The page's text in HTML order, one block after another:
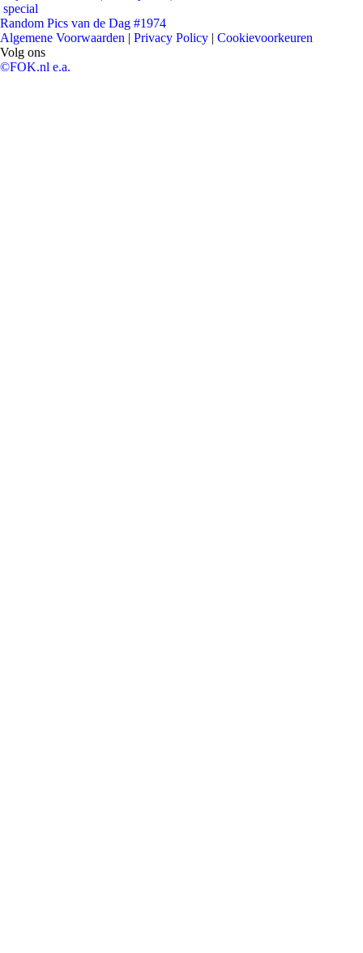
special
Random Pics van de Dag #1974
Algemene Voorwaarden | Privacy Policy | Cookievoorkeuren
Volg ons
©FOK.nl e.a.